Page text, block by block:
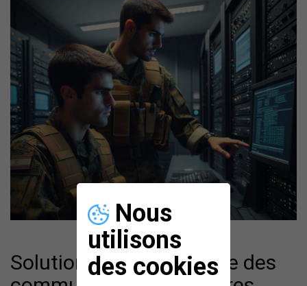
Nous
utilisons
des cookies
Solutions de surveillance des